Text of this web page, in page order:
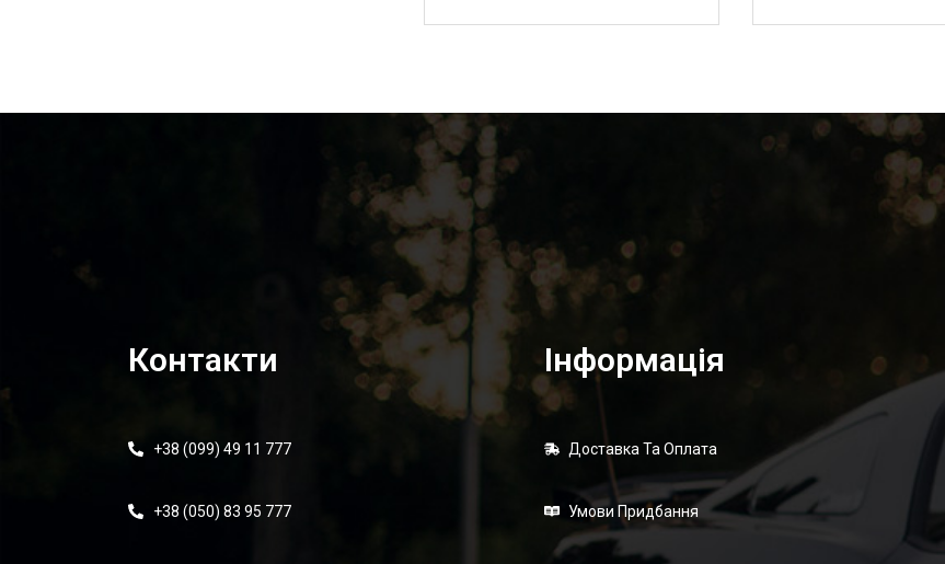
Контакти
+38 (099) 49 11 777
+38 (050) 83 95 777
Інформація
Доставка Та Оплата
Умови Придбання